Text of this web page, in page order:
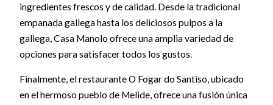
ingredientes frescos y de calidad. Desde la tradicional
empanada gallega hasta los deliciosos pulpos a la
gallega, Casa Manolo ofrece una amplia variedad de
opciones para satisfacer todos los gustos.
Finalmente, el restaurante O Fogar do Santiso, ubicado
en el hermoso pueblo de Melide, ofrece una fusión única